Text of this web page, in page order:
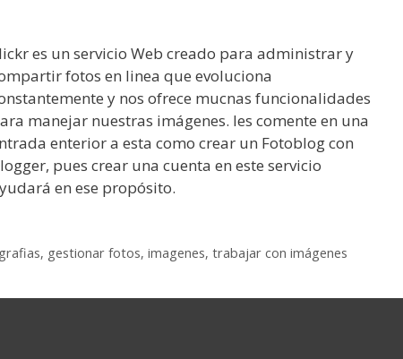
es un servicio Web creado para administrar y
fotos en linea que evoluciona
y nos ofrece mucnas funcionalidades
manejar nuestras imágenes. les comente en una
enterior a esta como crear un Fotoblog con
pues crear una cuenta en este servicio
en ese propósito.
, gestionar fotos,imagenes,trabajar con imágenes